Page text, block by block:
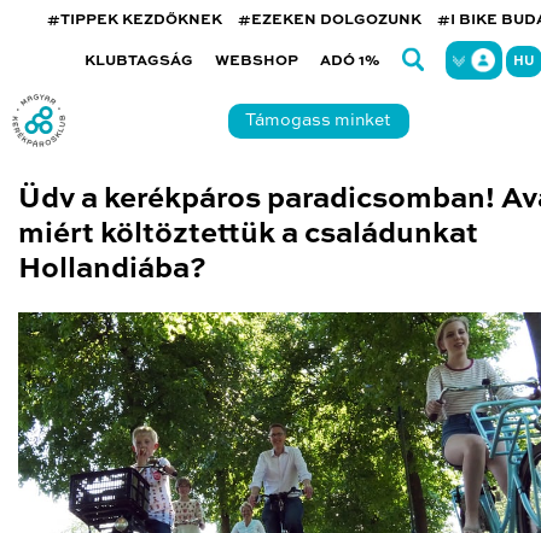
#TIPPEK KEZDŐKNEK #EZEKEN DOLGOZUNK #I BIKE
KLUBTAGSÁG WEBSHOP ADÓ 1% HU
Támogass minket
Üdv a kerékpáros paradicsomban!
miért költöztettük a családunkat
Hollandiába?